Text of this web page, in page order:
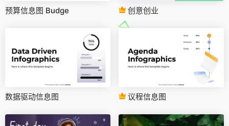
预算信息图 Budge 创意创业
数据驱动信息图 议程信息图